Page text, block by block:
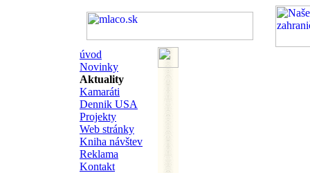
úvod
Novinky
Aktuality
Kamaráti
Dennik USA
Projekty
Web stránky
Kniha návštev
Reklama
Kontakt